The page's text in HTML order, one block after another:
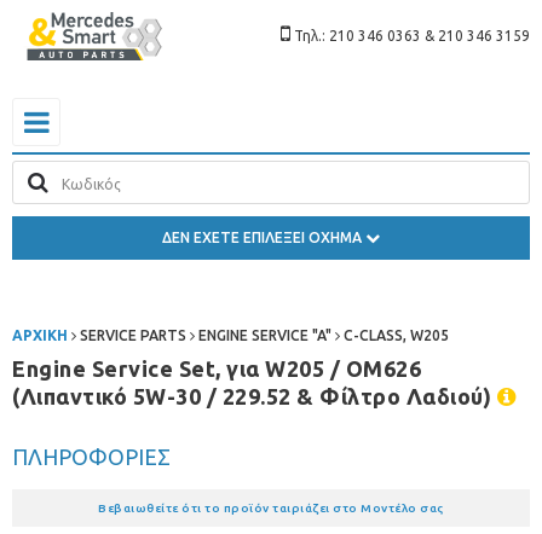
Τηλ.: 210 346 0363 & 210 346 3159
ΔΕΝ ΕΧΕΤΕ ΕΠΙΛΕΞΕΙ ΟΧΗΜΑ
ΑΡΧΙΚΗ SERVICE PARTS ENGINE SERVICE "A" C-CLASS, W205
Engine Service Set, για W205 / OM626
(Λιπαντικό 5W-30 / 229.52 & Φίλτρο Λαδιού)
ΠΛΗΡΟΦΟΡΙΕΣ
Βεβαιωθείτε ότι το προϊόν ταιριάζει στο Μοντέλο σας